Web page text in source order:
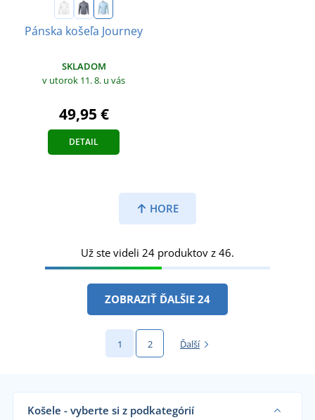
Pánska košeľa Journey
SKLADOM
v utorok 11. 8. u vás
49,95 €
DETAIL
HORE
Už ste videli 24 produktov z 46.
ZOBRAZIŤ ĎALŠIE 24
1 2 Ďalší
Košele - vyberte si z podkategórií